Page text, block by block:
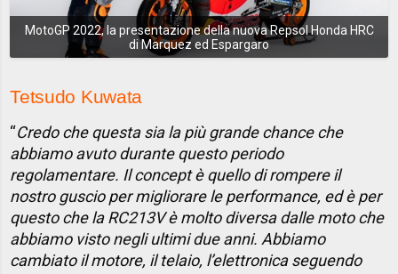
MotoGP 2022, la presentazione della nuova Repsol Honda HRC
di Marquez ed Espargaro
Tetsudo Kuwata
“Credo che questa sia la più grande chance che
abbiamo avuto durante questo periodo
regolamentare. Il concept è quello di rompere il
nostro guscio per migliorare le performance, ed è per
questo che la RC213V è molto diversa dalle moto che
abbiamo visto negli ultimi due anni. Abbiamo
cambiato il motore, il telaio, l’elettronica seguendo